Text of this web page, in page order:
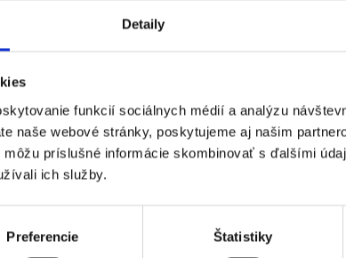
Detaily
funkcií sociálnych médií a analýzu
naše webové stránky, poskytujeme aj našim
príslušné informácie skombinovať s ďalšími
ich služby.
Preferencie Štatistiky
/ Datacenter
Původ